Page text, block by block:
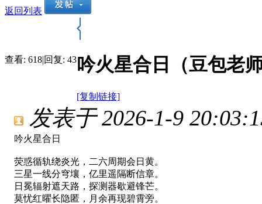
返回列表
查看: 618|回复: 43吟火星合日（豆包老
[复制链接]
发表于 2026-1-9
吟火星合日
荧惑循轨绕炎光，二六周期会日黄。
三星一线分穹壤，亿里遥隔断信章。
日冕辐射遮天路，探测器歇避锋芒。
莫忧红曜长隐匿，月余再现碧霄旁。